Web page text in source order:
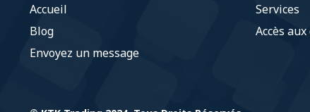
Accueil
Blog
Envoyez un message
Services
Accès